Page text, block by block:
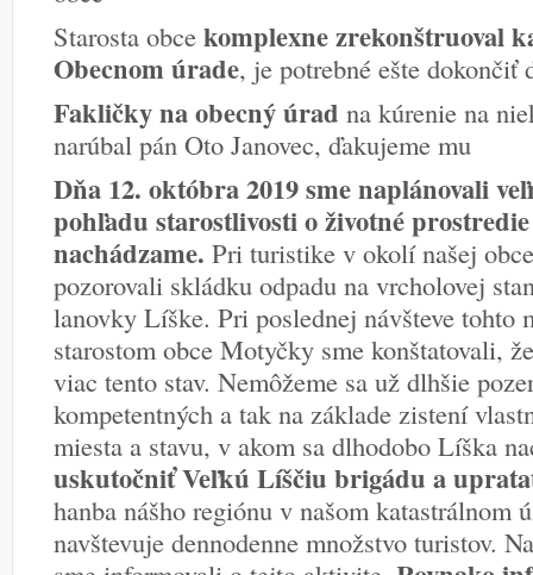
Starosta obce komplexne zrekonštruoval
Obecnom úrade, je potrebné ešte dokončiť
Fakličky na obecný úrad na kúrenie na
narúbal pán Oto Janovec, ďakujeme mu
Dňa 12. októbra 2019 sme naplánovali
pohľadu starostlivosti o životné
nachádzame. Pri turistike v okolí našej
pozorovali skládku odpadu na vrcholovej
lanovky Líške. Pri poslednej návšteve tohto
starostom obce Motyčky sme konštatovali,
viac tento stav. Nemôžeme sa už dlhšie
kompetentných a tak na základe zistení
miesta a stavu, v akom sa dlhodobo Líška
uskutočniť Veľkú Líščiu brigádu a
hanba nášho regiónu v našom katastrálnom
navštevuje dennodenne množstvo turistov.